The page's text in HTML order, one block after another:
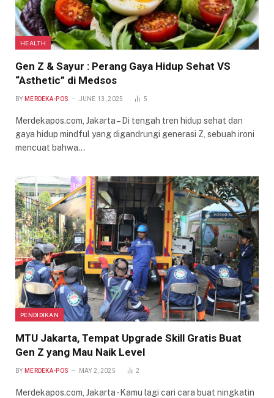
HEALTH
Gen Z & Sayur : Perang Gaya Hidup Sehat VS
“Asthetic” di Medsos
BY MERDEKA-POS JUNE 13, 2025 5
Merdekapos.com, Jakarta – Di tengah tren hidup sehat dan
gaya hidup mindful yang digandrungi generasi Z, sebuah ironi
mencuat bahwa…
PENDIDIKAN
MTU Jakarta, Tempat Upgrade Skill Gratis Buat
Gen Z yang Mau Naik Level
BY MERDEKA-POS MAY 2, 2025 2
Merdekapos.com, Jakarta -Kamu lagi cari cara buat ningkatin